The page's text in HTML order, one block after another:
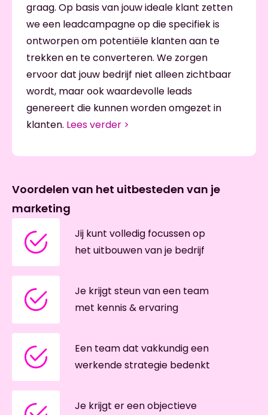
graag. Op basis van jouw ideale klant zetten
we een leadcampagne op die specifiek is
ontworpen om potentiële klanten aan te
trekken en te converteren. We zorgen
ervoor dat jouw bedrijf niet alleen zichtbaar
wordt, maar ook waardevolle leads
genereert die kunnen worden omgezet in
klanten. Lees verder >
Voordelen van het uitbesteden van je
marketing
Jij kunt volledig focussen op
het uitbouwen van je bedrijf
Je krijgt steun van een team
met kennis & ervaring
Een team dat vakkundig een
werkende strategie bedenkt
Je krijgt er een objectieve